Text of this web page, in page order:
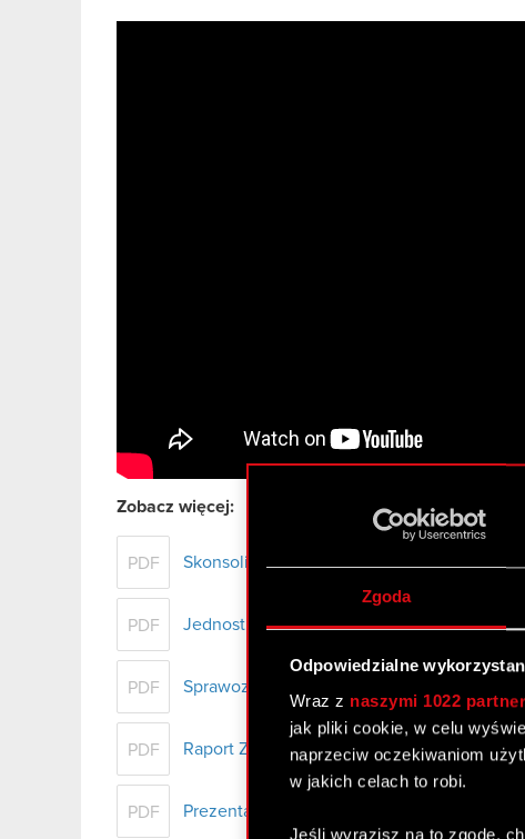
Zgoda
Odpowiedzialne
Wraz z naszymi 1022
jak pliki cookie, w celu
naprzeciw oczekiwaniom
w jakich celach to robi.
Jeśli wyrazisz na to zgodę,
Zobacz więcej:
PDF Skonsolidowane sprawozdanie finansowe
PDF Jednostkowe sprawozdanie finansowe CD
PDF Sprawozdanie Zarządu z działalności Grupy
PDF Raport Zrównoważonego Rozwoju Grupy
PDF Prezentacja wynikowa Grupy CD PROJEKT